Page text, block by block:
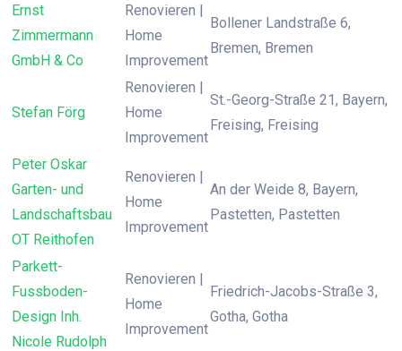
Ernst
Zimmermann
GmbH & Co
Renovieren |
Home
Improvement
Bollener Landstraße 6,
Bremen, Bremen
Stefan Förg
Renovieren |
Home
Improvement
St.-Georg-Straße 21, Bayern,
Freising, Freising
Peter Oskar
Garten- und
Landschaftsbau
OT Reithofen
Renovieren |
Home
Improvement
An der Weide 8, Bayern,
Pastetten, Pastetten
Parkett-
Fussboden-
Design Inh.
Nicole Rudolph
Renovieren |
Home
Improvement
Friedrich-Jacobs-Straße 3,
Gotha, Gotha